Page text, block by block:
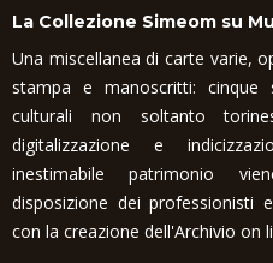
La Collezione Simeom su
Una miscellanea di carte varie,
stampa e manoscritti:
culturali non soltanto
digitalizzazione e
inestimabile patrimonio
disposizione dei professionisti
con la creazione dell'Archivio on